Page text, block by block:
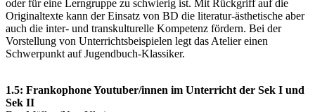
oder für eine Lerngruppe zu schwierig ist. Mit Rückgriff auf die
Originaltexte kann der Einsatz von BD die literatur-ästhetische aber
auch die inter- und transkulturelle Kompetenz fördern. Bei der
Vorstellung von Unterrichtsbeispielen legt das Atelier einen
Schwerpunkt auf Jugendbuch-Klassiker.
1.5: Frankophone Youtuber/innen im Unterricht der Sek I und
Sek II